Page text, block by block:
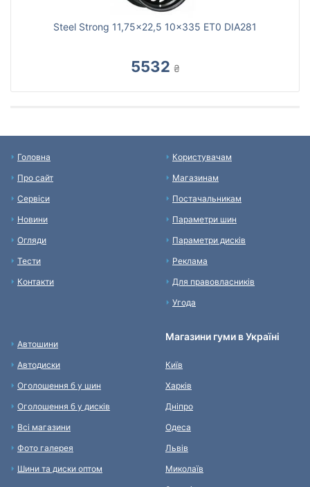
Steel Strong 11,75x22,5 10x335 ET0 DIA281
5532 ₴
Головна
Про сайт
Сервіси
Новини
Огляди
Тести
Контакти
Користувачам
Магазинам
Постачальникам
Параметри шин
Параметри дисків
Реклама
Для правовласників
Угода
Автошини
Автодиски
Оголошення б у шин
Оголошення б у дисків
Всі магазини
Фото галерея
Шини та диски оптом
Магазини гуми в Україні
Київ
Харків
Дніпро
Одеса
Львів
Миколаїв